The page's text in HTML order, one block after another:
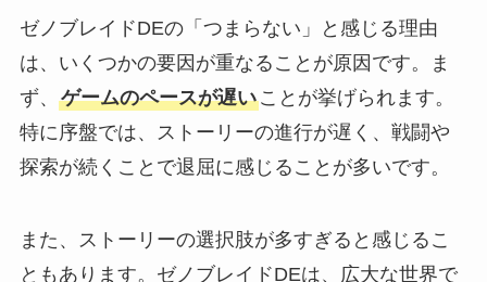
ゼノブレイドDEの「つまらない」と感じる理由
は、いくつかの要因が重なることが原因です。ま
ず、 ゲームのペースが遅いことが挙げられます。
特に序盤では、ストーリーの進行が遅く、戦闘や
探索が続くことで退屈に感じることが多いです。
また、ストーリーの選択肢が多すぎると感じるこ
ともあります。ゼノブレイドDEは、広大な世界で